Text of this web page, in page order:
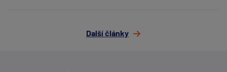
Další články